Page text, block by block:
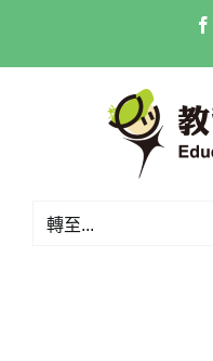
content
轉至...